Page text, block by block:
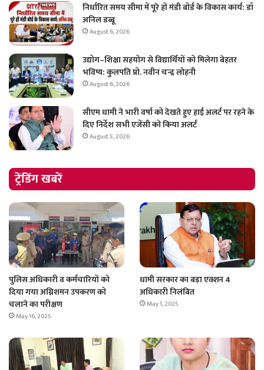
निर्धारित समय सीमा में पूरे हों मंडी बोर्ड के विकास कार्य: डॉ
अनिल डब्बू
August 6, 2026
उद्योग–शिक्षा सहयोग से विद्यार्थियों को मिलेगा बेहतर
भविष्य: कुलपति प्रो. नवीन चन्द्र लोहनी
August 6, 2026
सीएम धामी ने भारी वर्षा को देखते हुए हाई अलर्ट पर रहने के
दिए निर्देश सभी एजेंसी को किया अलर्ट
August 5, 2026
ट्रेंडिंग खबरें
पुलिस अधिकारी व कर्मचारियों को
दिया गया अग्निशमन उपकरण को
चलाने का परीक्षण
May 16, 2025
धामी सरकार का बड़ा एक्शन 4
अधिकारी निलंबित
May 1, 2025